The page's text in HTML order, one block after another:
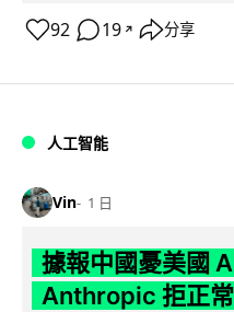
92 19 ↗ 分享
人工智能
Vin 1 日
據報中國憂美國
Anthropic 拒正